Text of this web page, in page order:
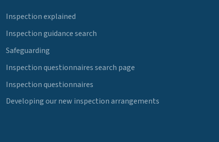
Inspection explained
Inspection guidance search
Safeguarding
Inspection questionnaires search page
Inspection questionnaires
Developing our new inspection arrangements